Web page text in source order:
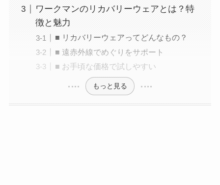
ワークマンのリカバリーウェアとは？特
徴と魅力
■ リカバリーウェアってどんなもの？
■ 遠赤外線でめぐりをサポート
■ お手頃な価格で試しやすい
もっと見る